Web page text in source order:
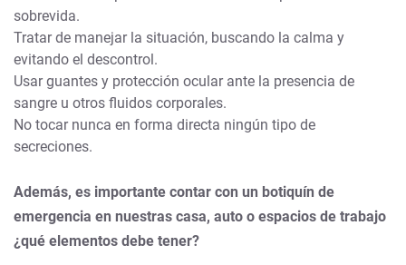
sobrevida.
Tratar de manejar la situación, buscando la calma y
evitando el descontrol.
Usar guantes y protección ocular ante la presencia de
sangre u otros fluidos corporales.
No tocar nunca en forma directa ningún tipo de
secreciones.
Además, es importante contar con un botiquín de
emergencia en nuestras casa, auto o espacios de trabajo
¿qué elementos debe tener?